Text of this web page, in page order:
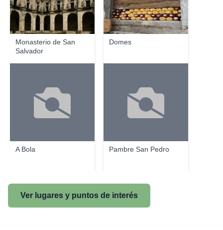
Monasterio de San
Salvador
Domes
A Bola Pambre San Pedro
Ver lugares y puntos de interés